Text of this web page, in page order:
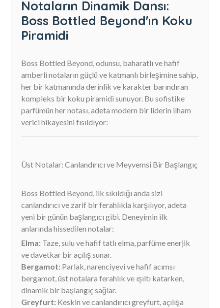
Notaların Dinamik Dansı:
Boss Bottled Beyond'ın Koku
Piramidi
Boss Bottled Beyond, odunsu, baharatlı ve hafif
amberli notaların güçlü ve katmanlı birleşimine sahip,
her bir katmanında derinlik ve karakter barındıran
kompleks bir koku piramidi sunuyor. Bu sofistike
parfümün her notası, adeta modern bir liderin ilham
verici hikayesini fısıldıyor:
Üst Notalar: Canlandırıcı ve Meyvemsi Bir Başlangıç
Boss Bottled Beyond, ilk sıkıldığı anda sizi
canlandırıcı ve zarif bir ferahlıkla karşılıyor, adeta
yeni bir günün başlangıcı gibi. Deneyimin ilk
anlarında hissedilen notalar:
Elma: Taze, sulu ve hafif tatlı elma, parfüme enerjik
ve davetkar bir açılış sunar.
Bergamot: Parlak, narenciyevi ve hafif acımsı
bergamot, üst notalara ferahlık ve ışıltı katarken,
dinamik bir başlangıç sağlar.
Greyfurt: Keskin ve canlandırıcı greyfurt, açılışa